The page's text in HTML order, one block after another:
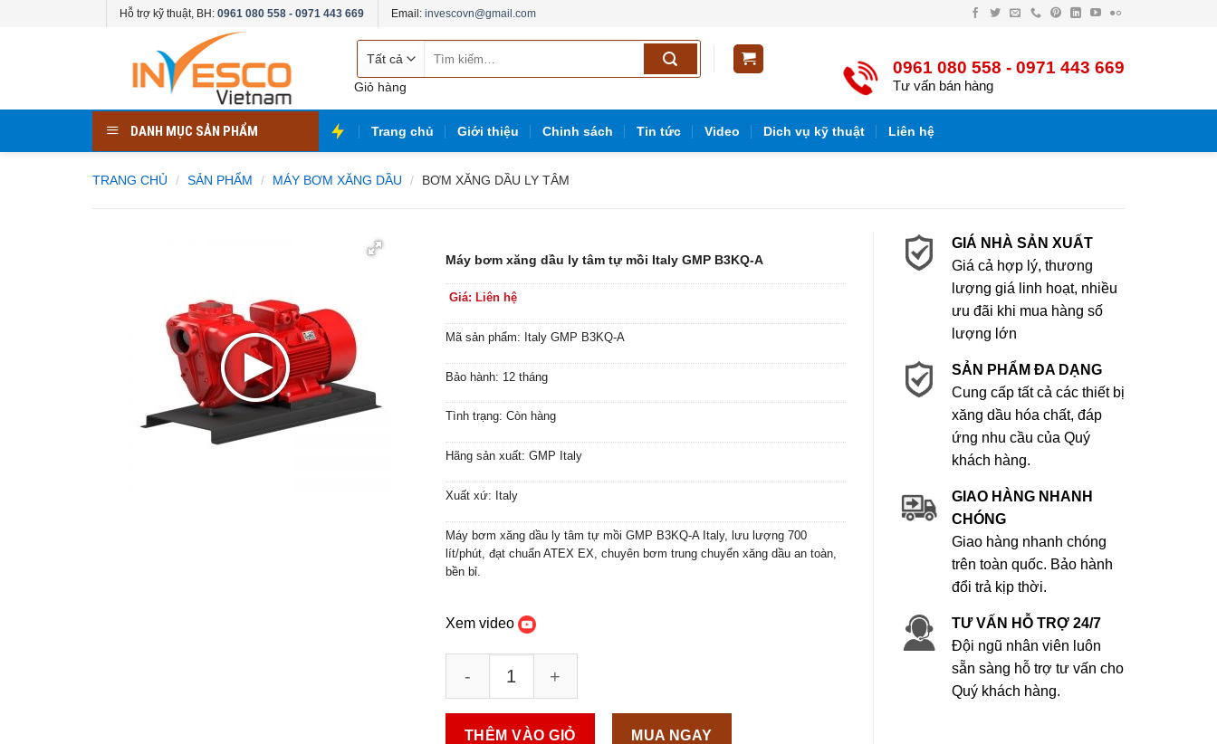
Hỗ trợ kỹ thuật, BH: 0961 080 558 - 0971 443 669 Email: invescovn@gmail.com Facebook
TwitterEmailĐiện
PinterestLinkedInYouTube
Flickr
danh
mục
kiếm:
Giỏ hàng
0961 080 558 - 0971 443 669
Tư vấn bán hàng
DANH MỤC SẢN PHẨM Trang chủ Giới thiệu Chinh sách Tin tức Video Dich vụ kỹ thuật Liên hệ
TRANG CHỦ / SẢN PHẨM / MÁY BƠM XĂNG DẦU / BƠM XĂNG DẦU LY TÂM
Máy bơm xăng dầu ly tâm tự mồi Italy GMP B3KQ-A
Giá: Liên hệ
Mã sản phẩm: Italy GMP B3KQ-A
Bảo hành: 12 tháng
Tình trạng: Còn hàng
Hãng sản xuất: GMP Italy
Xuất xứ: Italy
Máy bơm xăng dầu ly tâm tự mồi GMP B3KQ-A Italy, lưu lượng 700
lít/phút, đạt chuẩn ATEX EX, chuyên bơm trung chuyển xăng dầu an toàn,
bền bỉ.
Xem video
THÊM VÀO GIỎ MUA NGAY
GIÁ NHÀ SẢN XUẤT
Giá cả hợp lý, thương
lượng giá linh hoạt, nhiều
ưu đãi khi mua hàng số
lượng lớn
SẢN PHẨM ĐA DẠNG
Cung cấp tất cả các thiết bị
xăng dầu hóa chất, đáp
ứng nhu cầu của Quý
khách hàng.
GIAO HÀNG NHANH
CHÓNG
Giao hàng nhanh chóng
trên toàn quốc. Bảo hành
đổi trả kịp thời.
TƯ VẤN HỖ TRỢ 24/7
Đội ngũ nhân viên luôn
sẵn sàng hỗ trợ tư vấn cho
Quý khách hàng.